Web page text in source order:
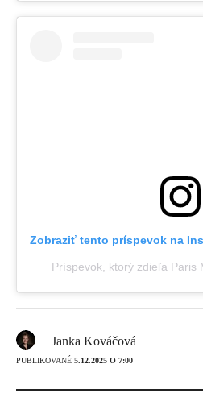
Zobraziť tento príspevok na
Príspevok, ktorý zdieľa Paris
Janka Kováčová
PUBLIKOVANÉ 5.12.2025 O 7:00